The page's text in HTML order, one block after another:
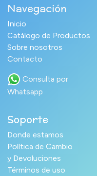
Navegación
Inicio
Catálogo de Productos
Sobre nosotros
Contacto
Consulta por
Whatsapp
Soporte
Donde estamos
Política de Cambio
y Devoluciones
Términos de uso